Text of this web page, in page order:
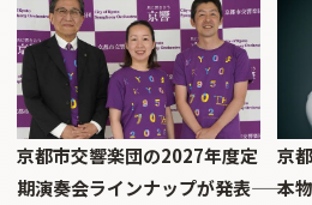
京都市交響楽団の2027年度定
期演奏会ラインナップが発表――
京
本